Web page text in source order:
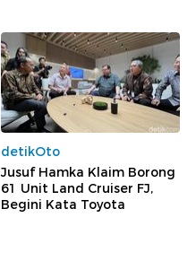
detikOto
Jusuf Hamka Klaim Borong
61 Unit Land Cruiser FJ,
Begini Kata Toyota